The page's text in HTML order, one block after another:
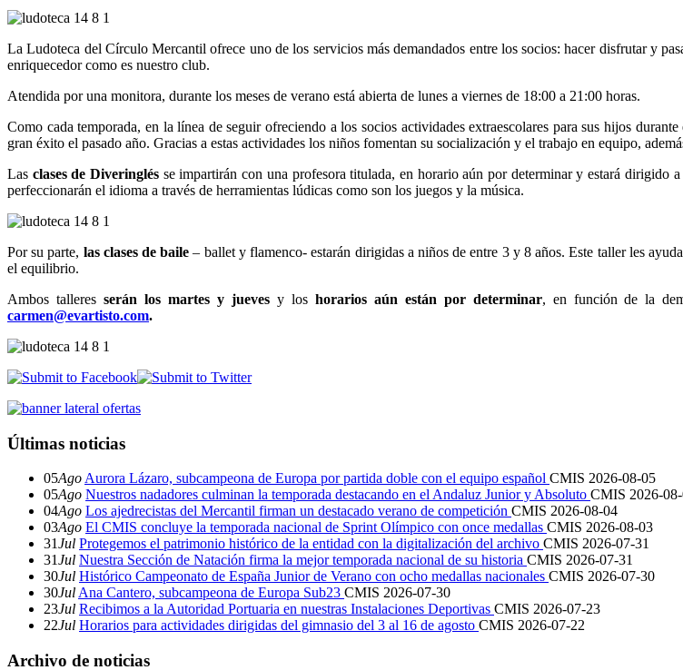
La Ludoteca del Círculo Mercantil ofrece uno de los servicios más demandados entre los socios: hacer disfrutar y
enriquecedor como es nuestro club.
Atendida por una monitora, durante los meses de verano está abierta de lunes a viernes de 18:00 a 21:00 horas.
Como cada temporada, en la línea de seguir ofreciendo a los socios actividades extraescolares para sus hijos
gran éxito el pasado año. Gracias a estas actividades los niños fomentan su socialización y el trabajo en equipo,
Las clases de Diveringlés se impartirán con una profesora titulada, en horario aún por determinar y estará dirigido
perfeccionarán el idioma a través de herramientas lúdicas como son los juegos y la música.
Por su parte, las clases de baile – ballet y flamenco- estarán dirigidas a niños de entre 3 y 8 años. Este taller les
el equilibrio.
Ambos talleres serán los martes y juevesy loshorarios aún están por determinar, en función de la
carmen@evartisto.com.
Últimas noticias
05Ago Aurora Lázaro, subcampeona de Europa por partida doble con el equipo español CMIS 2026-08-05
05Ago Nuestros nadadores culminan la temporada destacando en el Andaluz Junior y Absoluto CMIS 2026-
04Ago Los ajedrecistas del Mercantil firman un destacado verano de competición CMIS 2026-08-04
03Ago El CMIS concluye la temporada nacional de Sprint Olímpico con once medallas CMIS 2026-08-03
31Jul Protegemos el patrimonio histórico de la entidad con la digitalización del archivo CMIS 2026-07-31
31Jul Nuestra Sección de Natación firma la mejor temporada nacional de su historia CMIS 2026-07-31
30Jul Histórico Campeonato de España Junior de Verano con ocho medallas nacionales CMIS 2026-07-30
30Jul Ana Cantero, subcampeona de Europa Sub23 CMIS 2026-07-30
23Jul Recibimos a la Autoridad Portuaria en nuestras Instalaciones Deportivas CMIS 2026-07-23
22Jul Horarios para actividades dirigidas del gimnasio del 3 al 16 de agosto CMIS 2026-07-22
Archivo de noticias